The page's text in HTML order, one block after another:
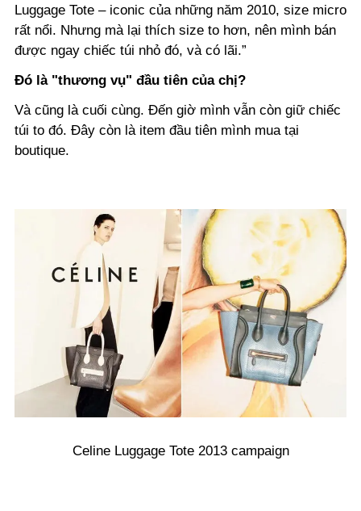
Luggage Tote – iconic của những năm 2010, size micro
rất nổi. Nhưng mà lại thích size to hơn, nên mình bán
được ngay chiếc túi nhỏ đó, và có lãi.”
Đó là "thương vụ" đầu tiên của chị?
Và cũng là cuối cùng. Đến giờ mình vẫn còn giữ chiếc
túi to đó. Đây còn là item đầu tiên mình mua tại
boutique.
Celine Luggage Tote 2013 campaign